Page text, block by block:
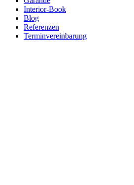
Interior-Book
Blog
Referenzen
Terminvereinbarung